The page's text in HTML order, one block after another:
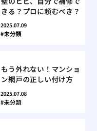
きる？プロに頼むべき？
2025.07.09
未分類
もう外れない！マンショ
ン網戸の正しい付け方
2025.07.08
未分類